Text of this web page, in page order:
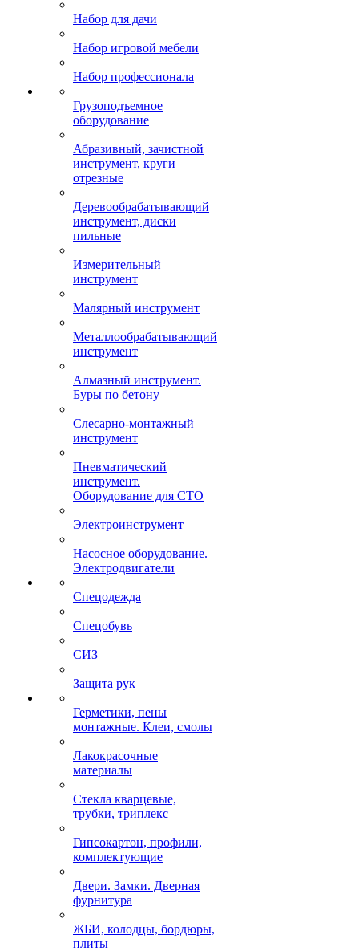
Набор для дачи
Набор игровой мебели
Набор профессионала
Грузоподъемное
оборудование
Абразивный, зачистной
инструмент, круги
отрезные
Деревообрабатывающий
инструмент, диски
пильные
Измерительный
инструмент
Малярный инструмент
Металлообрабатывающий
инструмент
Алмазный инструмент.
Буры по бетону
Слесарно-монтажный
инструмент
Пневматический
инструмент.
Оборудование для СТО
Электроинструмент
Насосное оборудование.
Электродвигатели
Спецодежда
Спецобувь
СИЗ
Защита рук
Герметики, пены
монтажные. Клеи, смолы
Лакокрасочные
материалы
Стекла кварцевые,
трубки, триплекс
Гипсокартон, профили,
комплектующие
Двери. Замки. Дверная
фурнитура
ЖБИ, колодцы, бордюры,
плиты